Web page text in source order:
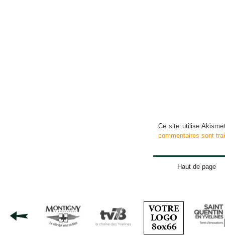
Ce site utilise
commentaires sont
Haut de page